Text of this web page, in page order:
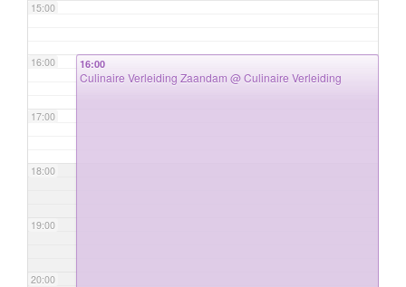
15:00
16:00
17:00
18:00
19:00
20:00
16:00
Culinaire Verleiding Zaandam @ Culinaire Verleiding